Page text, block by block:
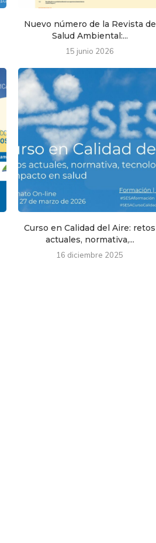
Nuevo número de la Revista de
Salud Ambiental:...
15 junio 2026
Curso en Calidad del Aire: retos
actuales, normativa,...
16 diciembre 2025